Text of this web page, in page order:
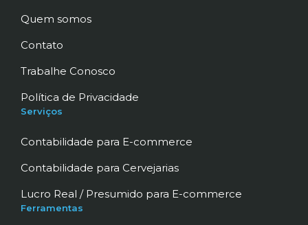
Quem somos
Contato
Trabalhe Conosco
Política de Privacidade
Serviços
Contabilidade para E-commerce
Contabilidade para Cervejarias
Lucro Real / Presumido para E-commerce
Ferramentas